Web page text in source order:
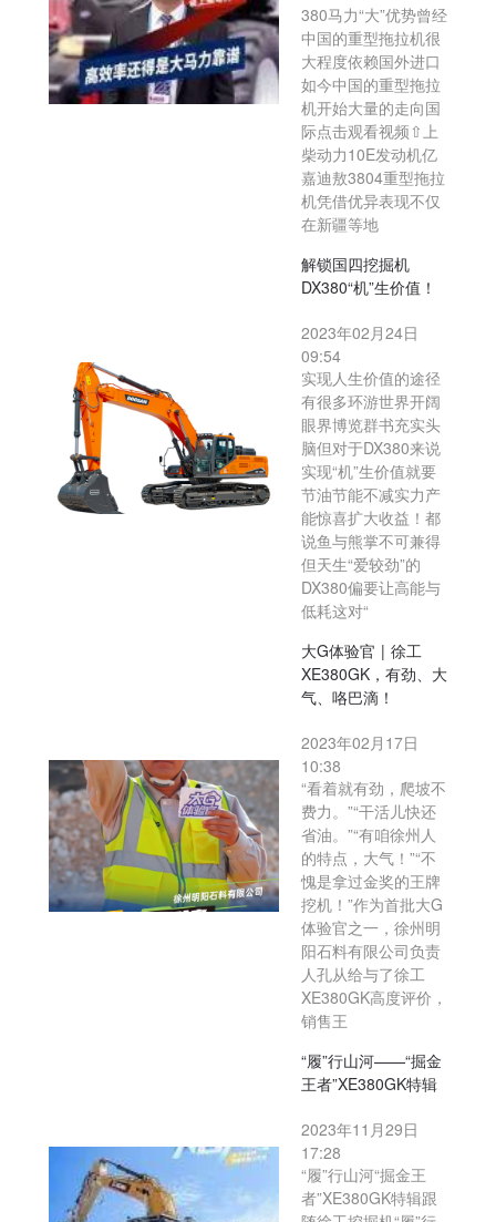
380马力“大”优势曾经
中国的重型拖拉机很
大程度依赖国外进口
如今中国的重型拖拉
机开始大量的走向国
际点击观看视频⇧上
柴动力10E发动机亿
嘉迪敖3804重型拖拉
机凭借优异表现不仅
在新疆等地
解锁国四挖掘机
DX380“机”生价值！
2023年02月24日
09:54
实现人生价值的途径
有很多环游世界开阔
眼界博览群书充实头
脑但对于DX380来说
实现“机”生价值就要
节油节能不减实力产
能惊喜扩大收益！都
说鱼与熊掌不可兼得
但天生“爱较劲”的
DX380偏要让高能与
低耗这对“
大G体验官 | 徐工
XE380GK，有劲、大
气、咯巴滴！
2023年02月17日
10:38
“看着就有劲，爬坡不
费力。”“干活儿快还
省油。”“有咱徐州人
的特点，大气！”“不
愧是拿过金奖的王牌
挖机！”作为首批大G
体验官之一，徐州明
阳石料有限公司负责
人孔从给与了徐工
XE380GK高度评价，
销售王
“履”行山河——“掘金
王者”XE380GK特辑
2023年11月29日
17:28
“履”行山河“掘金王
者”XE380GK特辑跟